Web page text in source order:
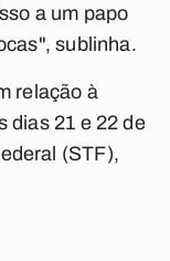
a um papo
sublinha.
relação à
dias 21 e 22 de
(STF),